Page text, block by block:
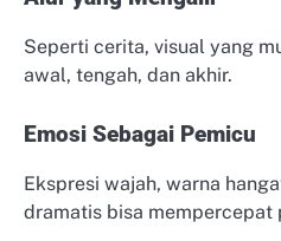
Seperti cerita, visual yang
awal, tengah, dan akhir.
Emosi Sebagai Pemicu
Ekspresi wajah, warna
dramatis bisa mempercepat